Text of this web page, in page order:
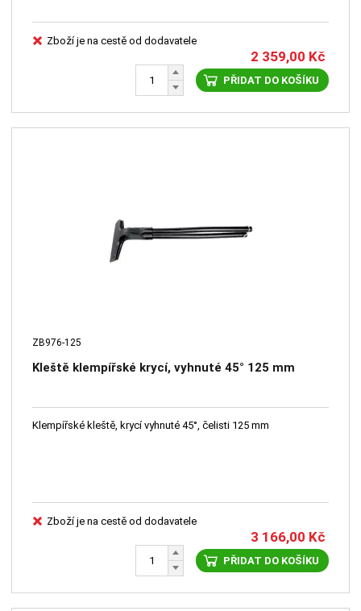
Zboží je na cestě od dodavatele
2 359,00 Kč
PŘIDAT DO KOŠÍKU
ZB976-125
Kleště klempířské krycí, vyhnuté 45° 125 mm
Klempířské kleště, krycí vyhnuté 45°, čelisti 125 mm
Zboží je na cestě od dodavatele
3 166,00 Kč
PŘIDAT DO KOŠÍKU